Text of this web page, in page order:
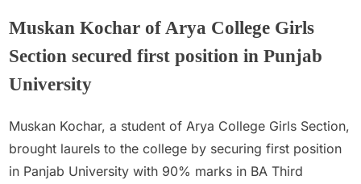
Muskan Kochar of Arya College Girls
Section secured first position in Punjab
University
Muskan Kochar, a student of Arya College Girls Section,
brought laurels to the college by securing first position
in Panjab University with 90% marks in BA Third